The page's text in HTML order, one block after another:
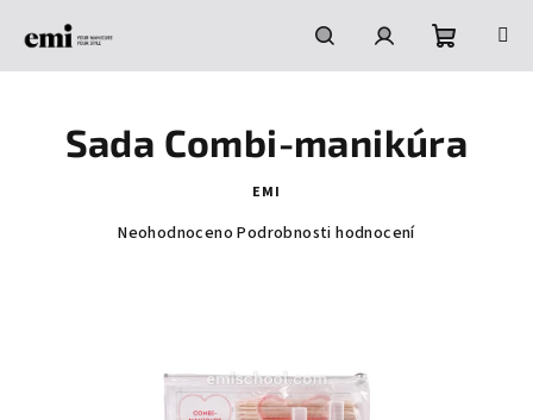
HledatPřihlášeníNákupní
košík
Sada Combi-manikúra
EMI
Průměrné
hvězdiček.
Neohodnoceno Podrobnosti hodnocení